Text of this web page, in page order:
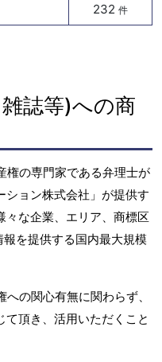
232 件
誌等)への商
権の専門家である弁理士が
ション株式会社」が提供す
々な企業、エリア、商標区
を提供する国内最大規模
の関心有無に関わらず、
頂き、活用いただくこと